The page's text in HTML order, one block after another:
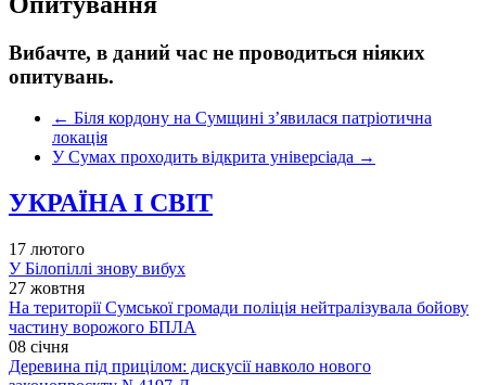
Вибачте, в даний час не проводиться ніяких
опитувань.
← Біля кордону на Сумщині з’явилася патріотична
локація
У Сумах проходить відкрита універсіада →
УКРАЇНА І СВІТ
17 лютого
У Білопіллі знову вибух
27 жовтня
На території Сумської громади поліція нейтралізувала бойову
частину ворожого БПЛА
08 січня
Деревина під прицілом: дискусії навколо нового